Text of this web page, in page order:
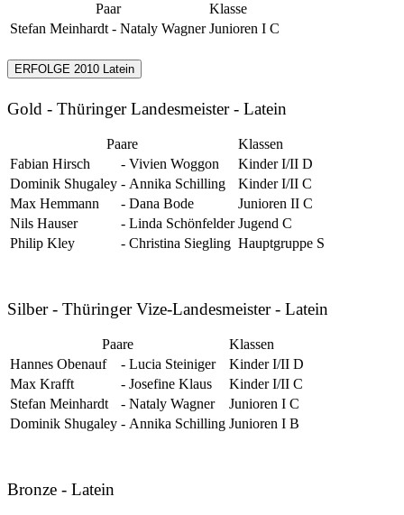
Paar
Klasse
Stefan Meinhardt - Nataly Wagner Junioren I C
ERFOLGE 2010 Latein
Gold - Thüringer Landesmeister - Latein
Paare
Klassen
Fabian Hirsch
- Vivien Woggon
Kinder I/II D
Dominik Shugaley - Annika Schilling
Kinder I/II C
Max Hemmann
- Dana Bode
Junioren II C
Nils Hauser
- Linda Schönfelder Jugend C
Philip Kley
- Christina Siegling Hauptgruppe S
Silber - Thüringer Vize-Landesmeister - Latein
Paare
Klassen
Hannes Obenauf
- Lucia Steiniger
Kinder I/II D
Max Krafft
- Josefine Klaus
Kinder I/II C
Stefan Meinhardt
- Nataly Wagner
Junioren I C
Dominik Shugaley - Annika Schilling Junioren I B
Bronze - Latein